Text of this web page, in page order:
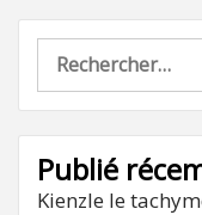
Rechercher :
Publié
Kienzle le